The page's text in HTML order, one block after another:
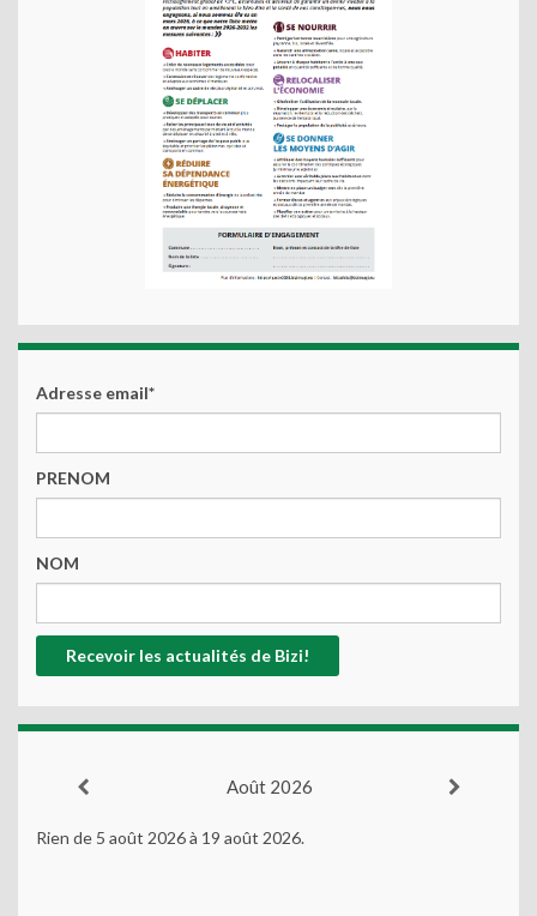
Adresse email*
PRENOM
NOM
Août 2026
Rien de 5 août 2026 à 19 août 2026.